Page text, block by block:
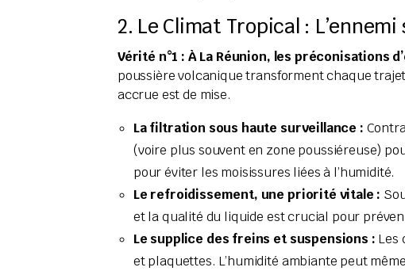
2. Le Climat Tropical :
Vérité n°1 : À La Réunion, les préconisations
poussière volcanique transforment chaque
accrue est de mise.
La filtration sous haute surveillance :
(voire plus souvent en zone poussiéreuse)
pour éviter les moisissures liées à l’humidité.
Le refroidissement, une priorité vitale :
et la qualité du liquide est crucial pour
Le supplice des freins et suspensions : Les
et plaquettes. L’humidité ambiante peut